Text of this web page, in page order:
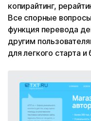
копирайтинг,
Все спорные
функция перевода
другим
для легкого старта